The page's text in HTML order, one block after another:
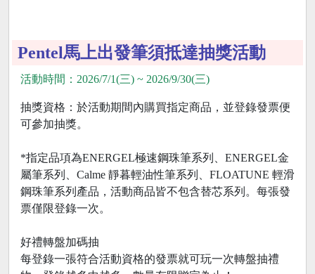
Pentel馬上出發筆須抵達抽獎活動
活動時間：2026/7/1(三) ~ 2026/9/30(三)
抽獎資格：於活動期間內購買指定商品，並登錄發票便
可參加抽獎。
*指定品項為ENERGEL極速鋼珠筆系列、ENERGEL金
屬筆系列、Calme 靜暮輕油性筆系列、FLOATUNE 輕滑
鋼珠筆系列產品，活動商品皆不包含替芯系列。每張發
票僅限登錄一次。
好禮轉盤加碼抽
每登錄一張符合活動資格的發票就可玩一次轉盤抽禮